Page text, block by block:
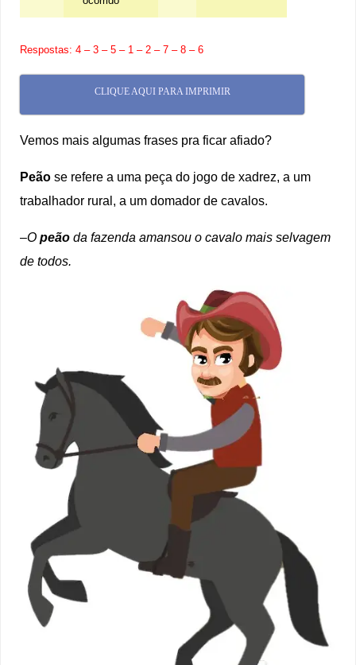
Respostas: 4 – 3 – 5 – 1 – 2 – 7 – 8 – 6
CLIQUE AQUI PARA IMPRIMIR
Vemos mais algumas frases pra ficar afiado?
Peão se refere a uma peça do jogo de xadrez, a um
trabalhador rural, a um domador de cavalos.
–Opeão da fazenda amansou o cavalo mais selvagem
de todos.